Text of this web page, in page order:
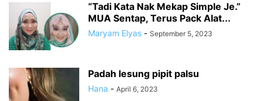
“Tadi Kata Nak Mekap Simple Je.”
MUA Sentap, Terus Pack Alat...
Maryam Elyas - September 5, 2023
Padah lesung pipit palsu
Hana - April 6, 2023